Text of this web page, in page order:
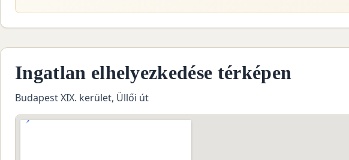
Ingatlan elhelyezkedése térképen
Budapest XIX. kerület, Üllői út